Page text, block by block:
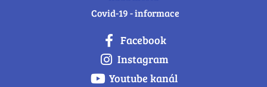
Covid-19 - informace
Facebook
Instagram
Youtube kanál